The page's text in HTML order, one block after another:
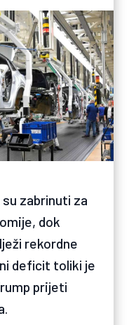
zabrinuti za
dok
rekordne
deficit toliki je
prijeti